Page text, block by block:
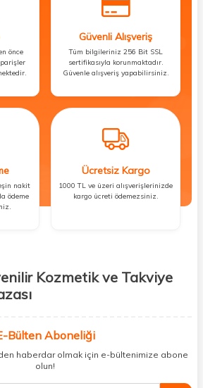
önce
Güvenli Alışveriş
Tüm bilgileriniz 256 Bit SSL
sertifikasıyla korunmaktadır.
Güvenle alışveriş yapabilirsiniz.
nakit
ödeme
Ücretsiz Kargo
1000 TL ve üzeri alışverişlerinizde
kargo ücreti ödemezsiniz.
Kozmetik ve Takviye
edici gıda ürünlerini sizlerle
mağaza dolaşmanıza gerek yok;
bir çatı altında topluyor ve kapınıza kadar
Bülten Aboneliği
haberdar olmak için e-bültenimize abone
olun!